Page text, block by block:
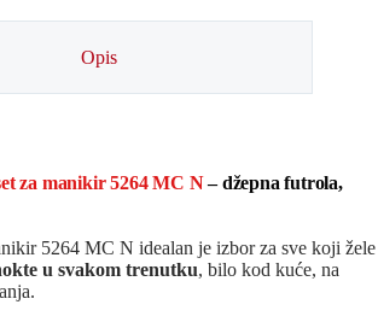
Opis
za manikir 5264 MC N– džepna futrola,
5264 MC N idealan je izbor za sve koji žele
u svakom trenutku, bilo kod kuće, na